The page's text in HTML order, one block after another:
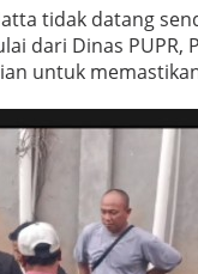
tidak datang
dari Dinas PUPR,
untuk